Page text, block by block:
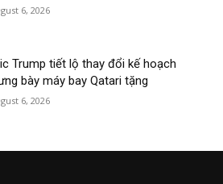
6, 2026
Trump tiết lộ thay đổi kế hoạch
bày máy bay Qatari tặng
6, 2026